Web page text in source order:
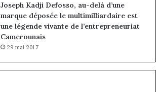
Joseph Kadji Defosso, au-delà d’une
marque déposée le multimilliardaire est
une légende vivante de l’entrepreneuriat
Camerounais
29 mai 2017